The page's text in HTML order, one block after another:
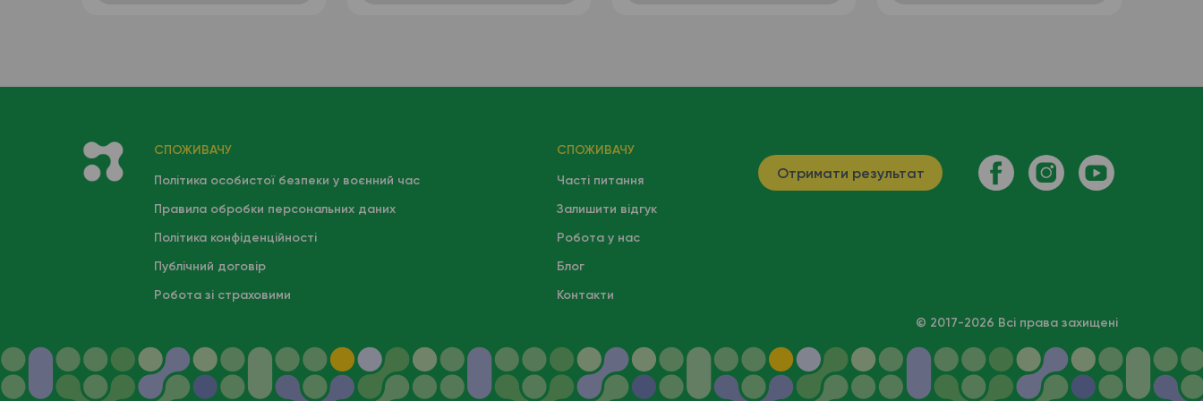
СПОЖИВАЧУ
СПОЖИВАЧУ
Політика особистої безпеки у воєнний час
Часті питання
Правила обробки персональних даних
Залишити відгук
Політика конфіденційності
Робота у нас
Публічний договір
Блог
Робота зі страховими
Контакти
Отримати результат
© 2017-2026 Всі права захищені